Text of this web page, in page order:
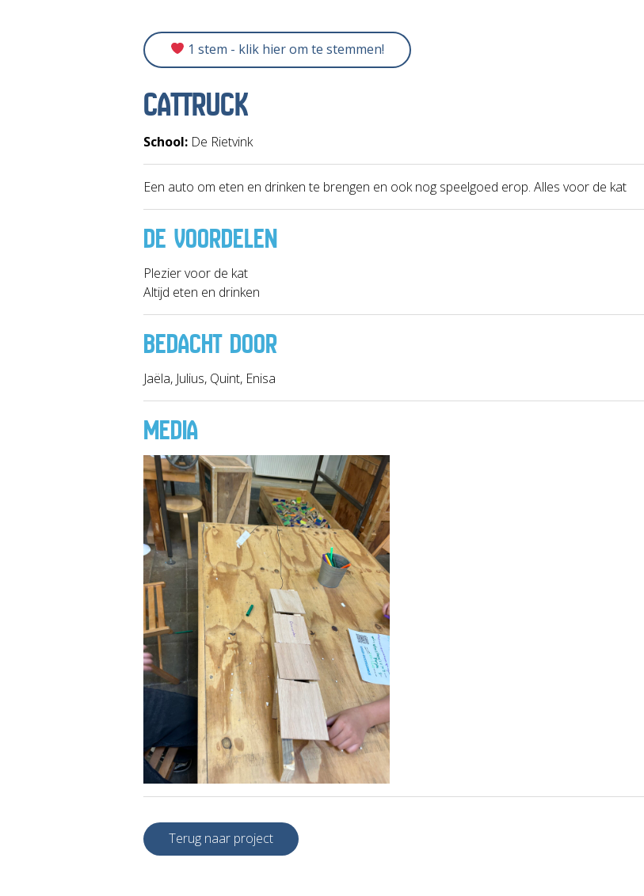
1 stem - klik hier om te stemmen!
CATTRUCK
School:De Rietvink
Een auto om eten en drinken te brengen en ook nog speelgoed erop. Alles voor de kat
DE VOORDELEN
Plezier voor de kat
Altijd eten en drinken
BEDACHT DOOR
Jaëla, Julius, Quint, Enisa
MEDIA
Terug naar project